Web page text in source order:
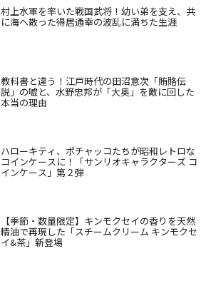
村上水軍を率いた戦国武将！幼い弟を支え、共
に海へ散った得居通幸の波乱に満ちた生涯
教科書と違う！江戸時代の田沼意次「賄賂伝
説」の嘘と、水野忠邦が「大奥」を敵に回した
本当の理由
ハローキティ、ポチャッコたちが昭和レトロな
コインケースに！「サンリオキャラクターズ コ
インケース」第２弾
【季節・数量限定】キンモクセイの香りを天然
精油で再現した「スチームクリーム キンモクセ
イ&茶」新登場